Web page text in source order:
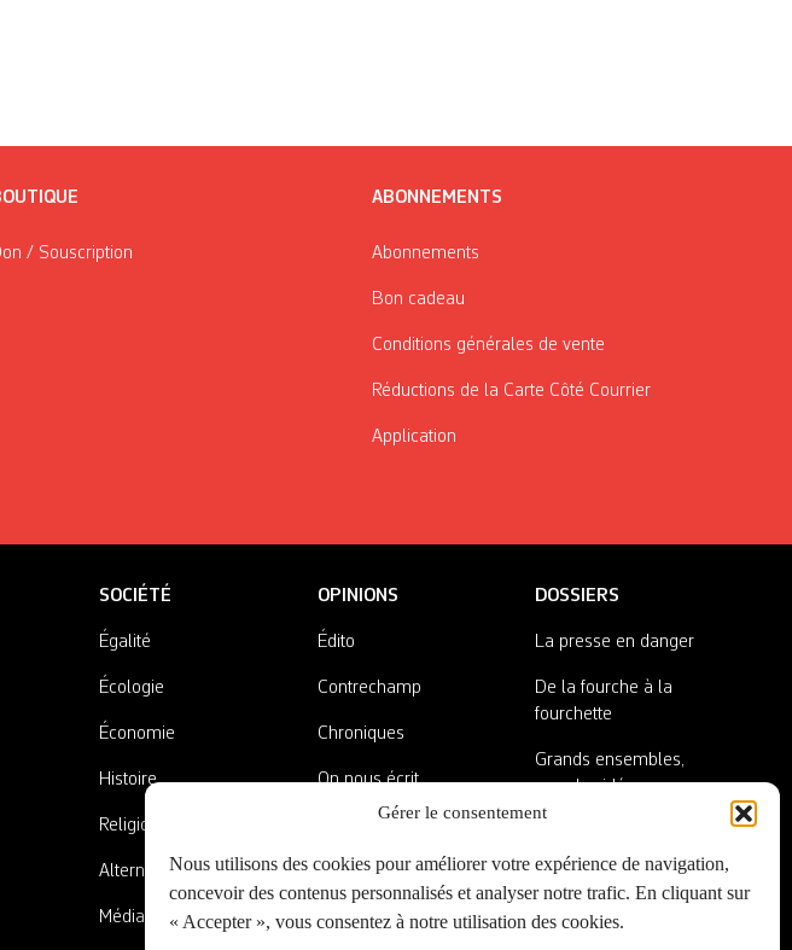
Gérer le consentement
Nous utilisons des cookies pour améliorer votre expérience de navigation,
concevoir des contenus personnalisés et analyser notre trafic. En cliquant sur
« Accepter », vous consentez à notre utilisation des cookies.
/ Souscription
ABONNEMENTS
Abonnements
Bon cadeau
Conditions générales de vente
Réductions de la Carte Côté Courrier
Application
SOCIÉTÉ
Égalité
Écologie
Économie
Histoire
Religions
Alternatives
Médias
OPINIONS
Édito
Contrechamp
Chroniques
On nous écrit
A côté de la plaque
DOSSIERS
La presse en danger
De la fourche à la
fourchette
Grands ensembles,
grandes idées